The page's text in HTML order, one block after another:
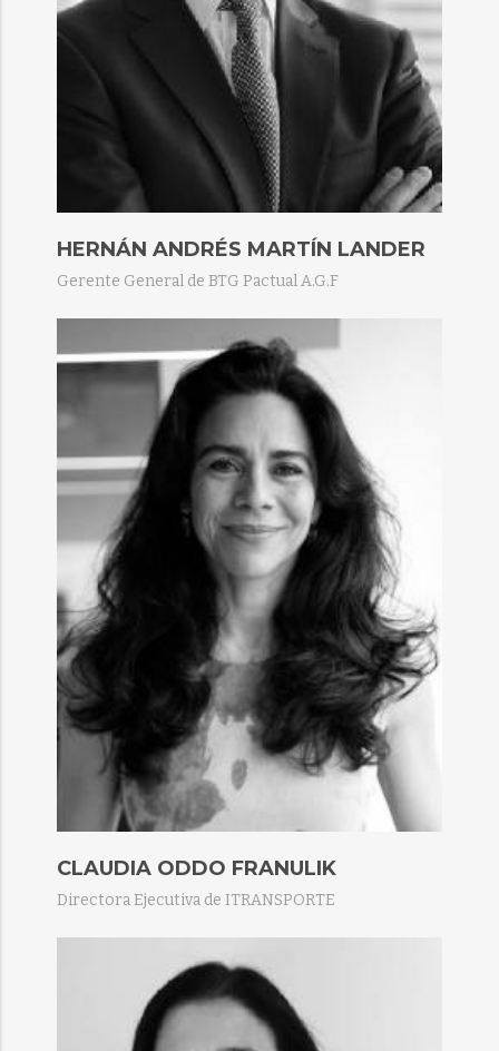
HERNÁN ANDRÉS MARTÍN LANDER
Gerente General de BTG Pactual A.G.F
CLAUDIA ODDO FRANULIK​
Directora Ejecutiva de ITRANSPORTE